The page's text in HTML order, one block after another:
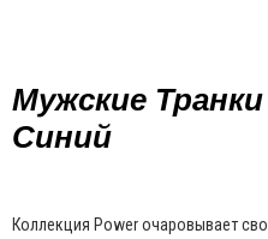
Мужские
Синий
Коллекция Power очаровывает